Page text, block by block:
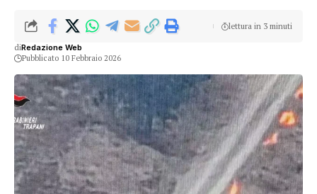
diRedazione Web
Pubblicato 10 Febbraio 2026
lettura in 3 minuti